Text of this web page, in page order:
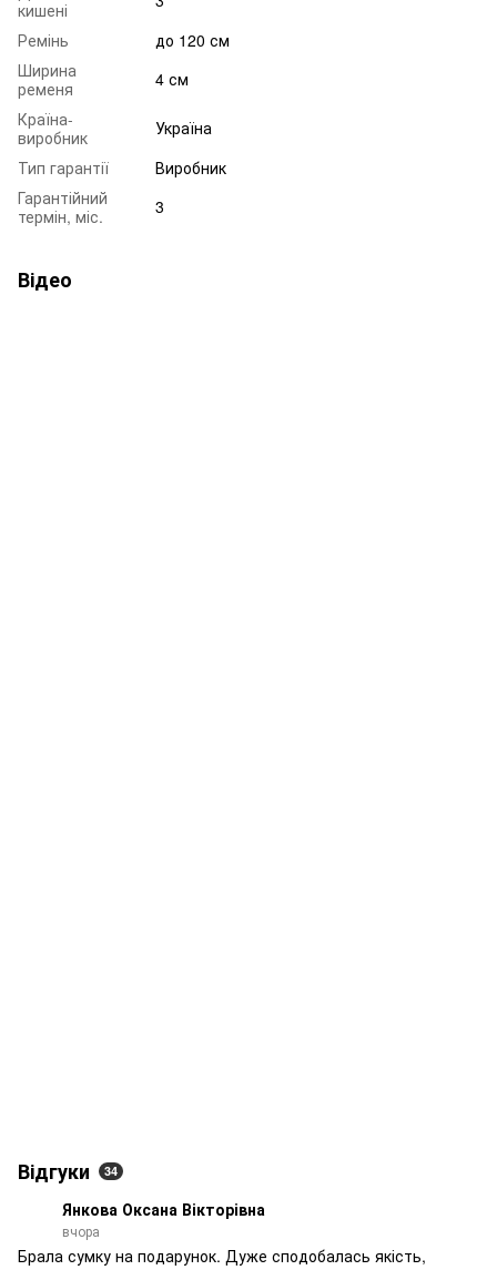
кишені
Ремінь
до 120 см
Ширина
ременя
4 см
Країна-
виробник
Україна
Тип гарантії
Виробник
Гарантійний
термін, міс.
3
Відео
Відгуки 34
Янкова Оксана Вікторівна
вчора
Брала сумку на подарунок. Дуже сподобалась якість,